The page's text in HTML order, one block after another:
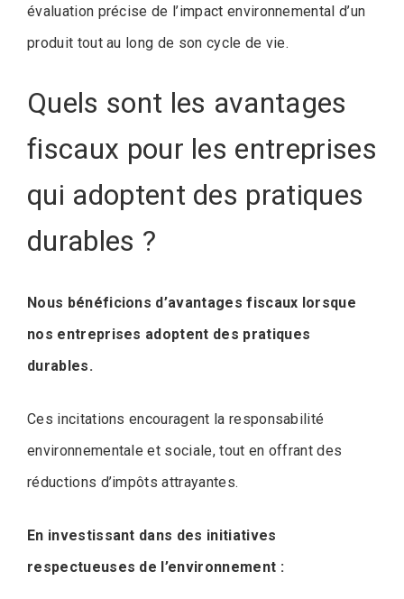
évaluation précise de l’impact environnemental d’un
produit tout au long de son cycle de vie.
Quels sont les avantages
fiscaux pour les entreprises
qui adoptent des pratiques
durables ?
Nous bénéficions d’avantages fiscaux lorsque
nos entreprises adoptent des pratiques
durables.
Ces incitations encouragent la responsabilité
environnementale et sociale, tout en offrant des
réductions d’impôts attrayantes.
En investissant dans des initiatives
respectueuses de l’environnement :